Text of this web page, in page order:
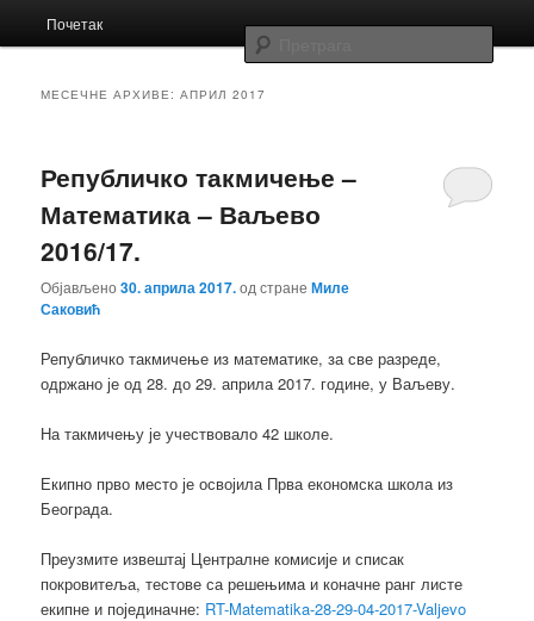
Заједница
изборник
Скочи
садржај
Скочи
садржај
Почетак
МЕСЕЧНЕ АРХИВЕ:АПРИЛ 2017
Републичко такмичење –
Математика – Ваљево
2016/17.
Објављено30. априла 2017.од странеМиле
Саковић
Републичко такмичење из математике, за све разреде,
одржано је од 28. до 29. априла 2017. године, у Ваљеву.
На такмичењу је учествовало 42 школе.
Екипно прво место је освојила Прва економска школа из
Београда.
Преузмите извештај Централне комисије и списак
покровитеља, тестове са решењима и коначне ранг листе
екипне и појединачне: RT-Matematika-28-29-04-2017-Valjevo